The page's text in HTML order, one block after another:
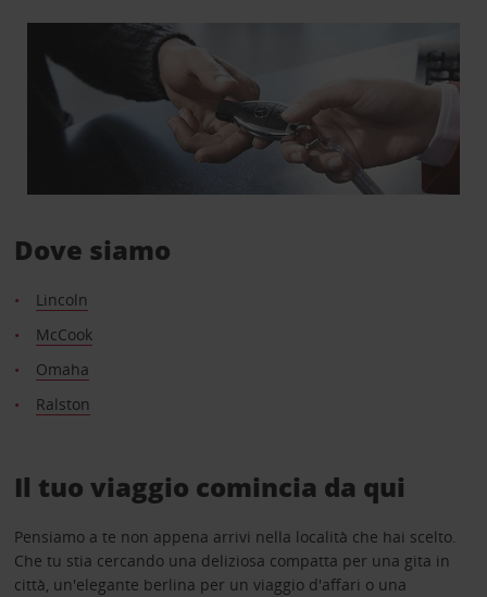
Dove siamo
Lincoln
McCook
Omaha
Ralston
Il tuo viaggio comincia da qui
Pensiamo a te non appena arrivi nella località che hai scelto.
Che tu stia cercando una deliziosa compatta per una gita in
città, un'elegante berlina per un viaggio d'affari o una